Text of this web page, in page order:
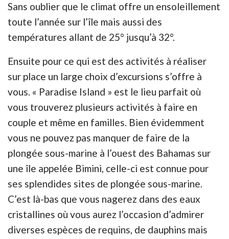
Sans oublier que le climat offre un ensoleillement
toute l’année sur l’île mais aussi des
températures allant de 25° jusqu’à 32°.
Ensuite pour ce qui est des activités à réaliser
sur place un large choix d’excursions s’offre à
vous. « Paradise Island » est le lieu parfait où
vous trouverez plusieurs activités à faire en
couple et même en familles. Bien évidemment
vous ne pouvez pas manquer de faire de la
plongée sous-marine à l’ouest des Bahamas sur
une île appelée Bimini, celle-ci est connue pour
ses splendides sites de plongée sous-marine.
C’est là-bas que vous nagerez dans des eaux
cristallines où vous aurez l’occasion d’admirer
diverses espèces de requins, de dauphins mais